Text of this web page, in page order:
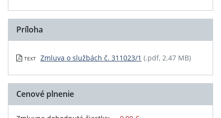
Príloha
TEXT Zmluva o službách č. 311023/1 (.pdf, 2.47 MB)
Cenové plnenie